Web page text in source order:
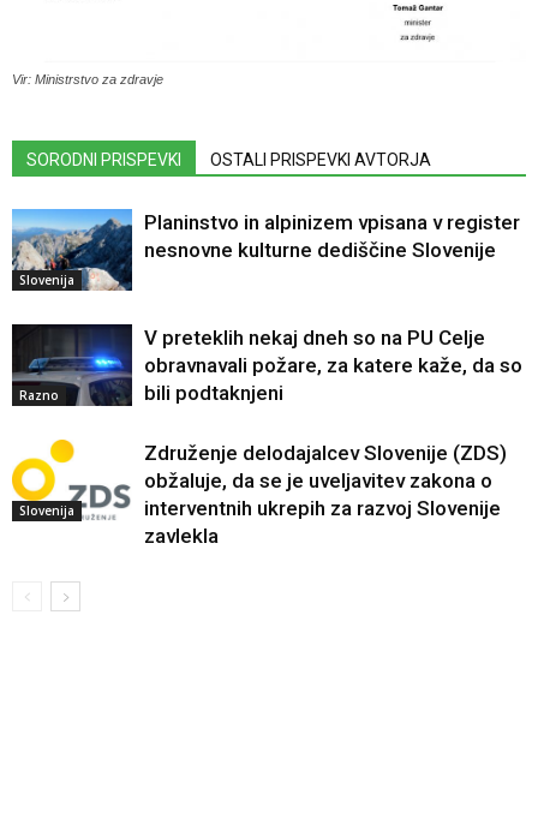
Vir: Ministrstvo za zdravje
SORODNI PRISPEVKI OSTALI PRISPEVKI AVTORJA
Slovenija
Planinstvo in alpinizem vpisana v register
nesnovne kulturne dediščine Slovenije
Razno
V preteklih nekaj dneh so na PU Celje
obravnavali požare, za katere kaže, da so
bili podtaknjeni
Slovenija
Združenje delodajalcev Slovenije (ZDS)
obžaluje, da se je uveljavitev zakona o
interventnih ukrepih za razvoj Slovenije
zavlekla